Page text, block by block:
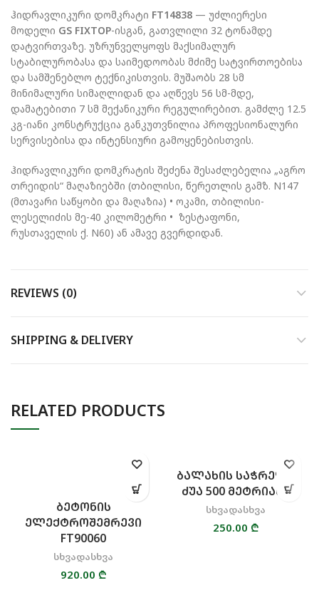
ჰიდრავლიკური დომკრატი FT14838 — უძლიერესი
მოდელი GS FIXTOP-ისგან, გათვლილი 32 ტონამდე
დატვირთვაზე. უზრუნველყოფს მაქსიმალურ
სტაბილურობასა და საიმედოობას მძიმე სატვირთოებისა
და სამშენებლო ტექნიკისთვის. მუშაობს 28 სმ
მინიმალური სიმაღლიდან და აღწევს 56 სმ-მდე,
დამატებითი 7 სმ მექანიკური რეგულირებით. გამძლე 12.5
კგ-იანი კონსტრუქცია განკუთვნილია პროფესიონალური
სერვისებისა და ინტენსიური გამოყენებისთვის.
ჰიდრავლიკური დომკრატის შეძენა შესაძლებელია „აგრო
თრეიდის“ მაღაზიებში (თბილისი, წერეთლის გამზ. N147
(მთავარი საწყობი და მაღაზია) • ოკამი, თბილისი-
ლესელიძის მე-40 კილომეტრი • ზესტაფონი,
რუსთაველის ქ. N60) ან ამავე გვერდიდან.
REVIEWS (0)
SHIPPING & DELIVERY
RELATED PRODUCTS
ᲑᲔᲢᲝᲜᲘᲡ
ᲔᲚᲔᲥᲢᲠᲝᲨᲔᲛᲠᲔᲕᲘ
FT90060
სხვადასხვა
920.00 ₾
ᲑᲐᲚᲐᲮᲘᲡ ᲡᲐᲭᲠᲔᲚᲘ
ᲫᲣᲐ 500 ᲛᲔᲢᲠᲘᲐᲜᲘ
სხვადასხვა
250.00 ₾